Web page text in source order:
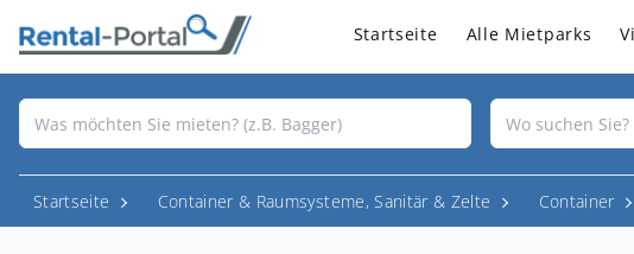
Startseite Alle Mietparks
Startseite Container & Raumsysteme, Sanitär & Zelte Container